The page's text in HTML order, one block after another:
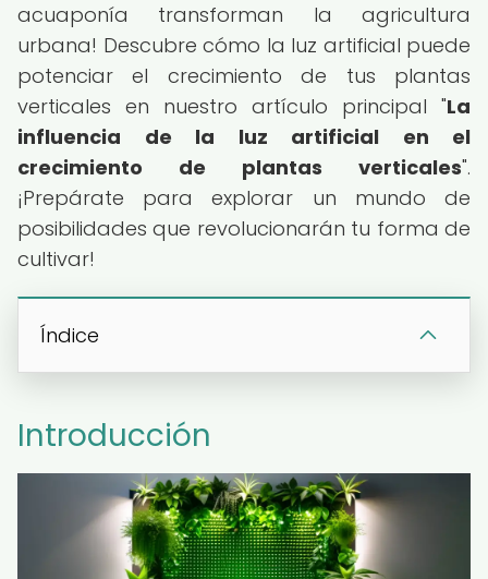
acuaponía transforman la agricultura
urbana! Descubre cómo la luz artificial puede
potenciar el crecimiento de tus plantas
verticales en nuestro artículo principal "La
influencia de la luz artificial en el
crecimiento de plantas verticales".
¡Prepárate para explorar un mundo de
posibilidades que revolucionarán tu forma de
cultivar!
Índice
Introducción